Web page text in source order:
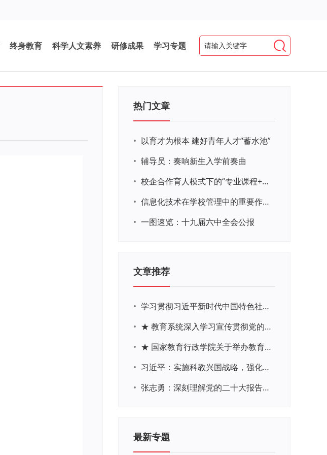
终身教育 科学人文素养 研修成果 学习专题
热门文章
• 以育才为根本 建好青年人才“蓄水池”
• 辅导员：奏响新生入学前奏曲
•
校企合作育人模式下的“专业课程+思政教育+党建活动”交叉融合的课程思政教学探索与实践
•
信息化技术在学校管理中的重要作用 ——以贵州省威宁民族中学和校园使用等为例
• 一图速览：十九届六中全会公报
文章推荐
•
学习贯彻习近平新时代中国特色社会主义思想主题教育网络培训
•
★ 教育系统深入学习宣传贯彻党的二十大精神学习专题
•
★ 国家教育行政学院关于举办教育系统深入学习宣传贯彻党的二十大精神专题网络培训的通知
•
习近平：实施科教兴国战略，强化现代化建设人才支撑
•
张志勇：深刻理解党的二十大报告关于教育的新思想、新战略、新要求
最新专题